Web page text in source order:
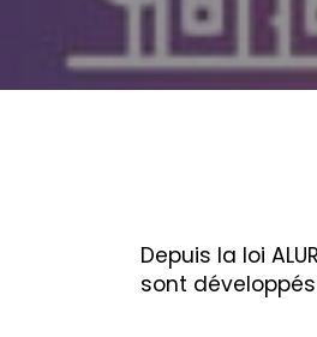
Depuis la loi
sont